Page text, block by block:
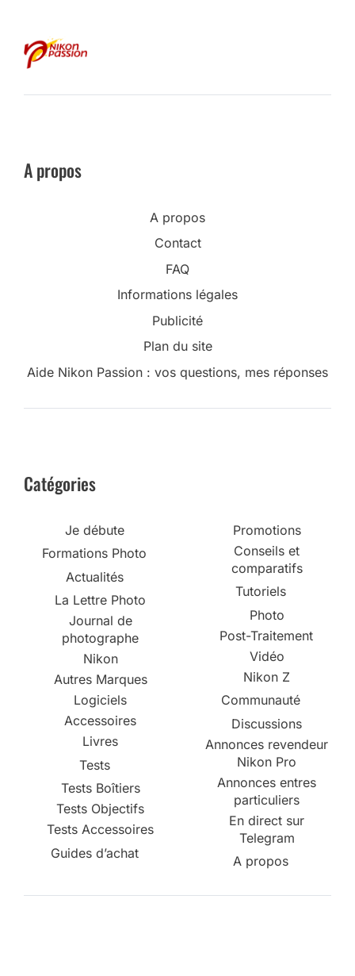
A propos
A propos
Contact
FAQ
Informations légales
Publicité
Plan du site
Aide Nikon Passion : vos questions, mes réponses
Catégories
Je débute
Formations Photo
Actualités
La Lettre Photo
Journal de
photographe
Nikon
Autres Marques
Logiciels
Accessoires
Livres
Tests
Tests Boîtiers
Tests Objectifs
Tests Accessoires
Guides d’achat
Promotions
Conseils et
comparatifs
Tutoriels
Photo
Post-Traitement
Vidéo
Nikon Z
Communauté
Discussions
Annonces revendeur
Nikon Pro
Annonces entres
particuliers
En direct sur
Telegram
A propos